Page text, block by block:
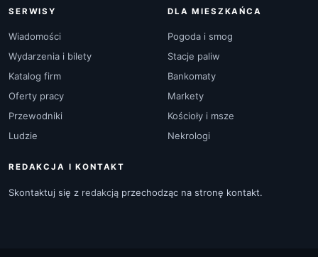
SERWISY
Wiadomości
Wydarzenia i bilety
Katalog firm
Oferty pracy
Przewodniki
Ludzie
DLA MIESZKAŃCA
Pogoda i smog
Stacje paliw
Bankomaty
Markety
Kościoły i msze
Nekrologi
REDAKCJA I KONTAKT
Skontaktuj się z redakcją przechodząc na stronę kontakt.